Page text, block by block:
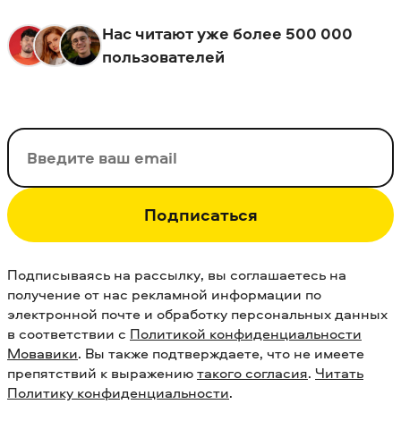
Нас читают уже более 500 000
пользователей
Ваш email
Подписаться
Подписываясь на рассылку, вы соглашаетесь на
получение от нас рекламной информации по
электронной почте и обработку персональных данных
в соответствии с Политикой конфиденциальности
Мовавики. Вы также подтверждаете, что не имеете
препятствий к выражениютакого согласия. Читать
Политику конфиденциальности.